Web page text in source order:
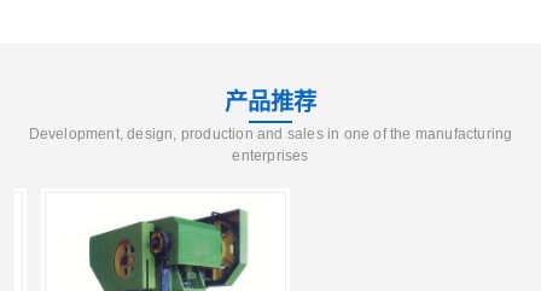
产品推荐
Development, design, production and sales in one of the manufacturing
enterprises